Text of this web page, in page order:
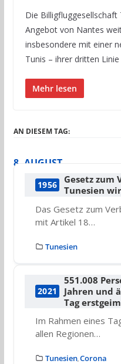
Die Billigfluggesellschaft
Angebot von Nantes
insbesondere mit einer
Tunis – ihrer dritten
Mehr lesen
AN DIESEM TAG:
8. AUGUST
1956
Gesetz zum
Tunesien
Das Gesetz zum
mit Artikel 18…
Tunesien
2021
551.008
Jahren und
Tag
Im Rahmen eines
allen Regionen…
Tunesien, Corona